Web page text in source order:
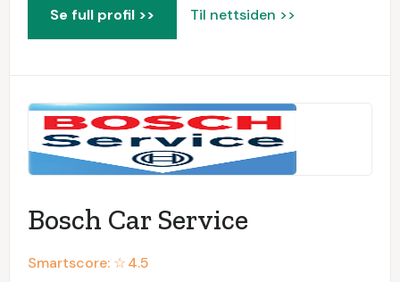
Se full profil >> Til nettsiden >>
Bosch Car Service
Smartscore: ☆4.5